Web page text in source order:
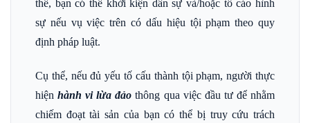
thể, bạn có thể khởi kiện dân sự và/hoặc tố cáo hình
sự nếu vụ việc trên có dấu hiệu tội phạm theo quy
định pháp luật.
Cụ thể, nếu đủ yếu tố cấu thành tội phạm, người thực
hiệnhành vi lừa đảo thông qua việc đầu tư để nhằm
chiếm đoạt tài sản của bạn có thể bị truy cứu trách